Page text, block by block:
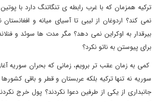
ترکیه همزمان که با غرب رابطه ی تنگاتنگ دارد با
نمی کند؟ اردوغان از لیبی تا آسیای میانه و
بیرقدار به اوکراین نمی دهد؟ مگر مدت ها سوئد و
برای پیوستن به ناتو نکرد؟
کمی به زمان عقب تر برویم، زمانی که بحران سوریه
سوریه نه تنها ترکیه بلکه عربستان و قطر و باقی
جانبداری از یکی از طرفین دعوا نکردند؟ پول خرج